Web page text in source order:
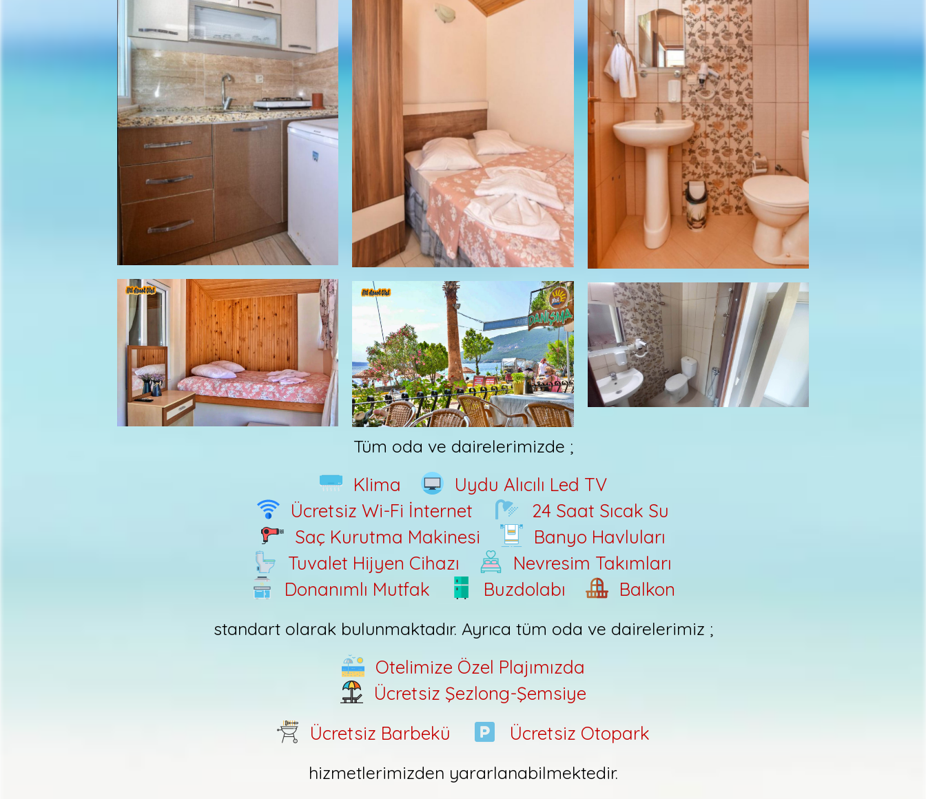
Tüm oda ve dairelerimizde ;
Klima
Uydu Alıcılı Led TV
Ücretsiz Wi-Fi İnternet
24 Saat Sıcak Su
Saç Kurutma Makinesi
Banyo Havluları
Tuvalet Hijyen Cihazı
Nevresim Takımları
Donanımlı Mutfak
Buzdolabı Balkon
standart olarak bulunmaktadır. Ayrıca tüm oda ve dairelerimiz ;
Otelimize Özel Plajımızda
Ücretsiz Şezlong-Şemsiye
Ücretsiz Barbekü
Ücretsiz Otopark
hizmetlerimizden yararlanabilmektedir.